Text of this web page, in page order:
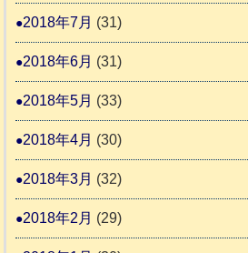
2018年7月 (31)
2018年6月 (31)
2018年5月 (33)
2018年4月 (30)
2018年3月 (32)
2018年2月 (29)